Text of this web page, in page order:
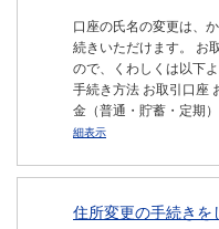
口座の氏名の変更は、
続きいただけます。 お
ので、くわしくは以下
手続き方法 お取引口座
金（普通・貯蓄・定期
細表示
住所変更の手続きを